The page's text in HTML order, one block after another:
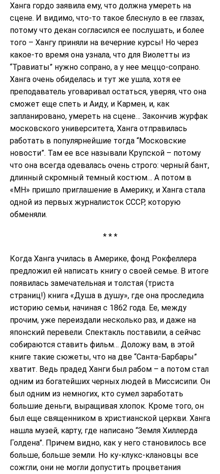
Ханга гордо заявила ему, что должна умереть на
сцене. И видимо, что-то такое блеснуло в ее глазах,
потому что декан согласился ее послушать, и более
того – Хангу приняли на вечерние курсы! Но через
какое-то время она узнала, что для Виолетты из
“Травиаты” нужно сопрано, а у нее меццо-сопрано.
Ханга очень обиделась и тут же ушла, хотя ее
преподаватель уговаривал остаться, уверяя, что она
сможет еще спеть и Аиду, и Кармен, и, как
запланировано, умереть на сцене… Закончив журфак
московского университета, Ханга отправилась
работать в популярнейшие тогда “Московские
новости”. Там ее все называли Крупской – потому
что она всегда одевалась очень строго: черный бант,
длинный скромный темный костюм… А потом в
«МН» пришло приглашение в Америку, и Ханга стала
одной из первых журналисток СССР, которую
обменяли.
* * *
Когда Ханга училась в Америке, фонд Рокфеллера
предложил ей написать книгу о своей семье. В итоге
появилась замечательная и толстая (триста
страниц!) книга «Душа в душу», где она проследила
историю семьи, начиная с 1862 года. Ее, между
прочим, уже переиздали несколько раз, и даже на
японский перевели. Спектакль поставили, а сейчас
собираются ставить фильм… Доложу вам, в этой
книге такие сюжеты, что на две “Санта-Барбары”
хватит. Ведь прадед Ханги был рабом – а потом стал
одним из богатейших черных людей в Миссисипи. Он
был одним из немногих, кто сумел заработать
большие деньги, выращивая хлопок. Кроме того, он
был еще священником в христианской церкви. Ханга
нашла музей, карту, где написано “Земля Хиллерда
Голдена”. Причем видно, как у него становилось все
больше, больше земли. Но ку-клукс-клановцы все
сожгли, они не могли допустить процветания